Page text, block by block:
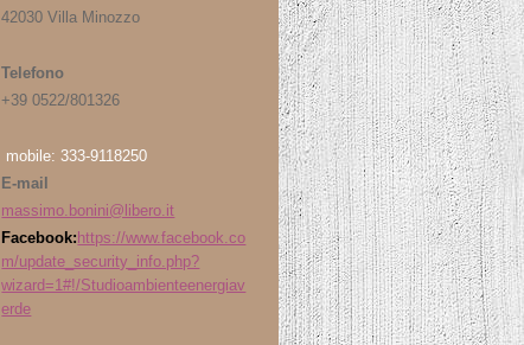
42030 Villa Minozzo
Telefono
+39 0522/801326
mobile: 333-9118250
E-mail
massimo.bonini@libero.it
Facebook: https://www.facebook.co
m/update_security_info.php?
wizard=1#!/Studioambienteenergiav
erde